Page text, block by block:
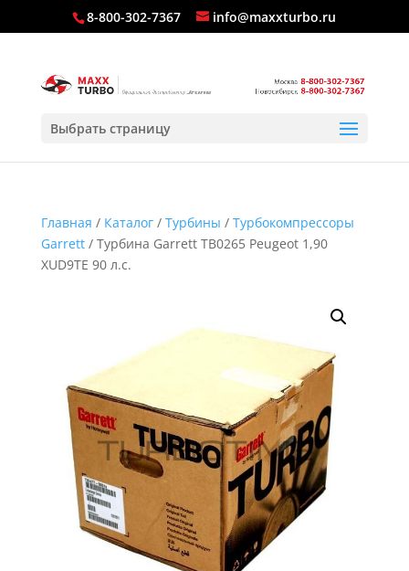
8-800-302-7367 info@maxxturbo.ru
Выбрать страницу
Главная / Каталог/ Турбины / Турбокомпрессоры
Garrett/ Турбина Garrett TB0265 Peugeot 1,90
XUD9TE 90 л.с.